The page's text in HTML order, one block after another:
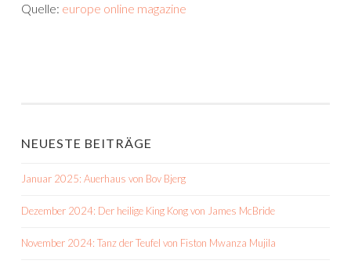
Quelle: europe online magazine
NEUESTE BEITRÄGE
Januar 2025: Auerhaus von Bov Bjerg
Dezember 2024: Der heilige King Kong von James McBride
November 2024: Tanz der Teufel von Fiston Mwanza Mujila